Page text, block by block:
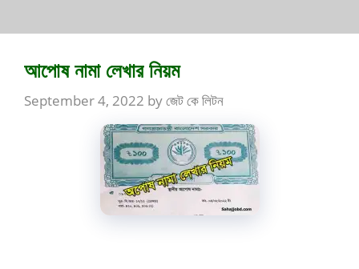
আপোষ নামা লেখার নিয়ম
September 4, 2022 byজেট কে লিটন